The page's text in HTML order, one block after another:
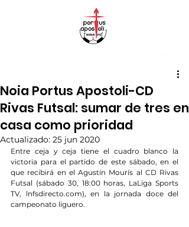
Noia Portus Apostoli-CD
Rivas Futsal: sumar de tres en
casa como prioridad
Actualizado: 25 jun 2020
Entre ceja y ceja tiene el cuadro blanco la
victoria para el partido de este sábado, en el
que recibirá en el Agustín Mourís al CD Rivas
Futsal (sábado 30, 18:00 horas, LaLiga Sports
TV, lnfsdirecto.com), en la jornada doce del
campeonato liguero.